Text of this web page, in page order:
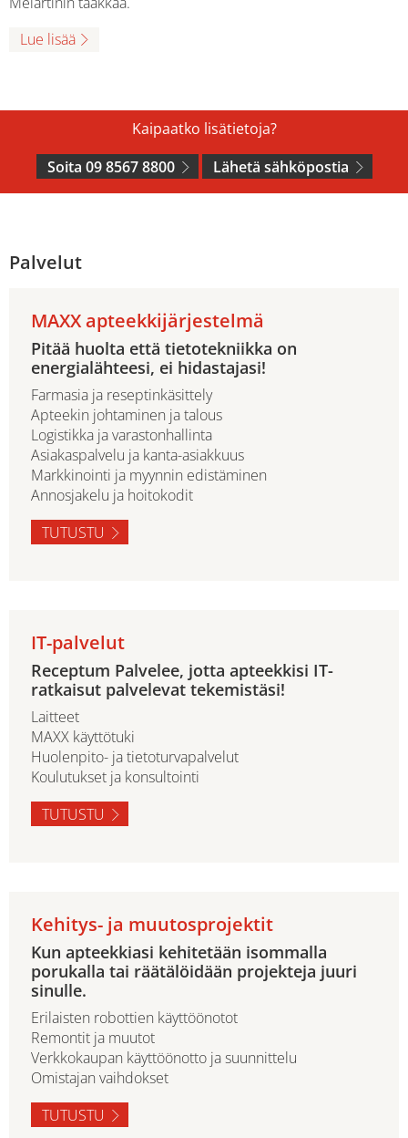
Lue lisää
Kaipaatko lisätietoja?
Soita 09 8567 8800
Lähetä sähköpostia
Palvelut
MAXX apteekkijärjestelmä
Pitää huolta että tietotekniikka on
energialähteesi, ei hidastajasi!
Farmasia ja reseptinkäsittely
Apteekin johtaminen ja talous
Logistikka ja varastonhallinta
Asiakaspalvelu ja kanta-asiakkuus
Markkinointi ja myynnin edistäminen
Annosjakelu ja hoitokodit
TUTUSTU
IT-palvelut
Receptum Palvelee, jotta apteekkisi IT-
ratkaisut palvelevat tekemistäsi!
Laitteet
MAXX käyttötuki
Huolenpito- ja tietoturvapalvelut
Koulutukset ja konsultointi
TUTUSTU
Kehitys- ja muutosprojektit
Kun apteekkiasi kehitetään isommalla
porukalla tai räätälöidään projekteja juuri
sinulle.
Erilaisten robottien käyttöönotot
Remontit ja muutot
Verkkokaupan käyttöönotto ja suunnittelu
Omistajan vaihdokset
TUTUSTU